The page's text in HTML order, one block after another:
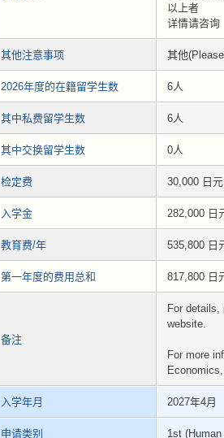
以上者
详情请咨询
其他注意事项 其他
2026年度的在籍留学生数 6人
其中私费留学生数 6人
其中交换留学生数 0人
检定费 30,000 日元
入学金 282,000 日
教育费/年 535,800 日
第一年度的费用总和 817,800 日
备注
For details,
website.
For more
入学年月 2027年4月
申请类别 1st